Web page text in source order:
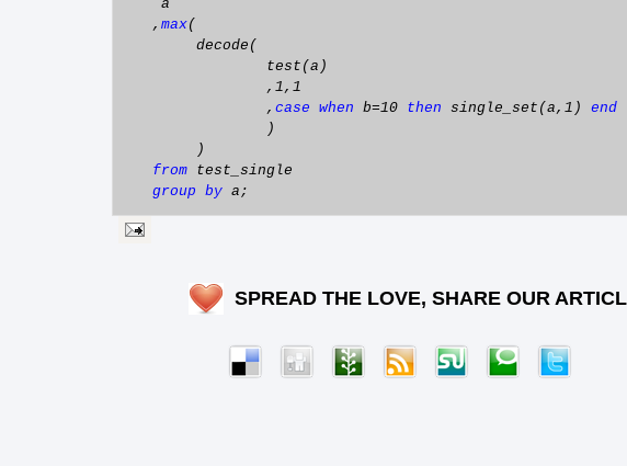
a
, max(
decode(
test(a)
,1,1
, case when b=10 then single_set(a,1) end
)
)
from test_single
group by a;
SPREAD THE LOVE, SHARE OUR